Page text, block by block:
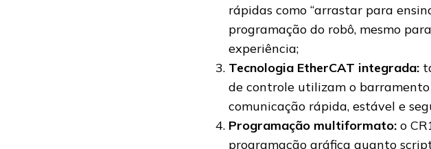
rápidas como “arrastar para
programação do robô, mesmo
experiência;
Tecnologia EtherCAT integrada:
de controle utilizam o
comunicação rápida, estável e
Programação multiformato: o
programação gráfica quanto